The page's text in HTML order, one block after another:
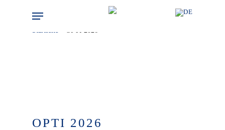
Menu
Startseite OPTI 2026
OPTI 2026